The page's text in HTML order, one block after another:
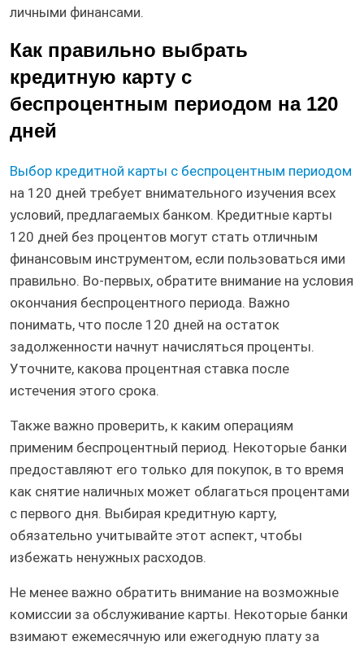
личными финансами.
Как правильно выбрать
кредитную карту с
беспроцентным периодом на 120
дней
Выбор кредитной карты с беспроцентным периодом
на 120 дней требует внимательного изучения всех
условий, предлагаемых банком. Кредитные карты
120 дней без процентов могут стать отличным
финансовым инструментом, если пользоваться ими
правильно. Во-первых, обратите внимание на условия
окончания беспроцентного периода. Важно
понимать, что после 120 дней на остаток
задолженности начнут начисляться проценты.
Уточните, какова процентная ставка после
истечения этого срока.
Также важно проверить, к каким операциям
применим беспроцентный период. Некоторые банки
предоставляют его только для покупок, в то время
как снятие наличных может облагаться процентами
с первого дня. Выбирая кредитную карту,
обязательно учитывайте этот аспект, чтобы
избежать ненужных расходов.
Не менее важно обратить внимание на возможные
комиссии за обслуживание карты. Некоторые банки
взимают ежемесячную или ежегодную плату за